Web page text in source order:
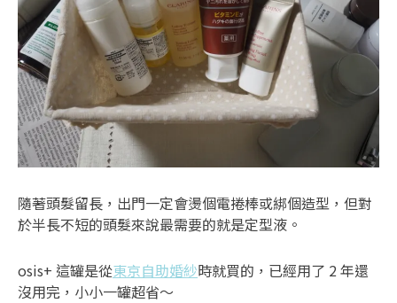
隨著頭髮留長，出門一定會燙個電捲棒或綁個造型，但對
於半長不短的頭髮來說最需要的就是定型液。
osis+ 這罐是從東京自助婚紗時就買的，已經用了 2 年還
沒用完，小小一罐超省～